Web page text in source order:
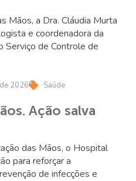
Mãos, a Dra. Cláudia Murta
e coordenadora da
Serviço de Controle de
2026 Saúde
Ação salva
das Mãos, o Hospital
para reforçar a
de infecções e